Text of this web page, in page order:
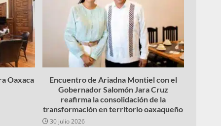
Oaxaca
Encuentro de Ariadna Montiel con el
Gobernador Salomón Jara Cruz
reafirma la consolidación de la
transformación en territorio oaxaqueño
30 julio 2026